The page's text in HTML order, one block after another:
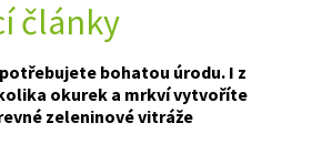
články
bohatou úrodu. I z
okurek a mrkví vytvoříte
zeleninové vitráže